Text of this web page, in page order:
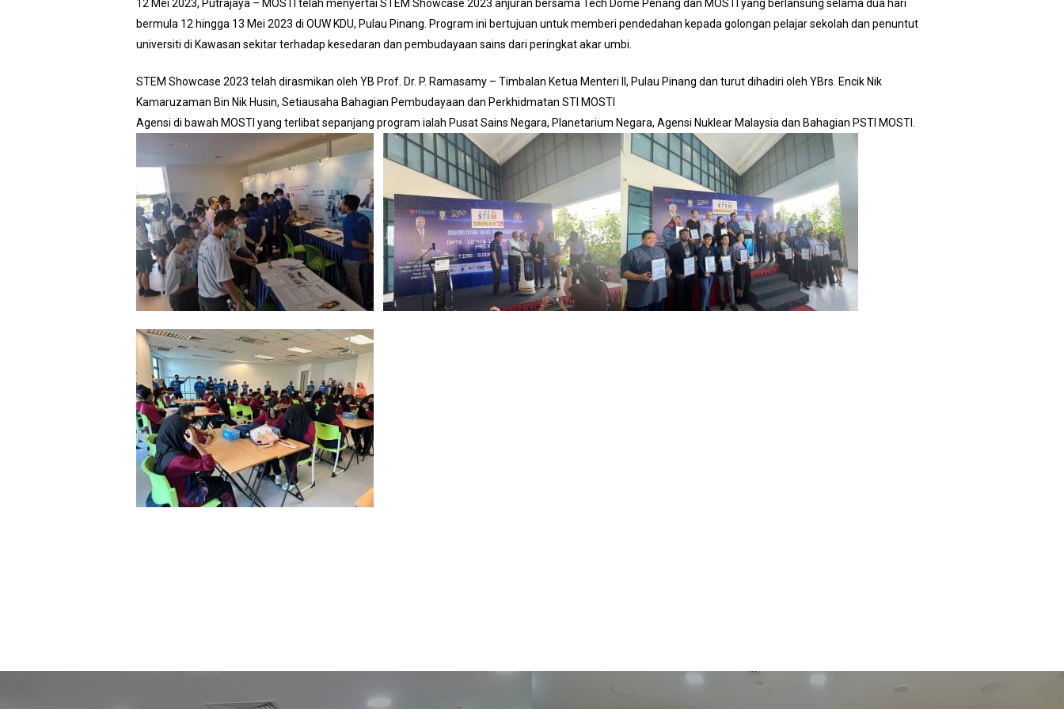
12 Mei 2023, Putrajaya – MOSTI telah menyertai STEM Showcase 2023 anjuran bersama Tech Dome Penang dan MOSTI yang berlansung selama dua hari
bermula 12 hingga 13 Mei 2023 di OUW KDU, Pulau Pinang. Program ini bertujuan untuk memberi pendedahan kepada golongan pelajar sekolah dan penuntut
universiti di Kawasan sekitar terhadap kesedaran dan pembudayaan sains dari peringkat akar umbi.
STEM Showcase 2023 telah dirasmikan oleh YB Prof. Dr. P. Ramasamy – Timbalan Ketua Menteri II, Pulau Pinang dan turut dihadiri oleh YBrs. Encik Nik
Kamaruzaman Bin Nik Husin, Setiausaha Bahagian Pembudayaan dan Perkhidmatan STI MOSTI
Agensi di bawah MOSTI yang terlibat sepanjang program ialah Pusat Sains Negara, Planetarium Negara, Agensi Nuklear Malaysia dan Bahagian PSTI MOSTI.